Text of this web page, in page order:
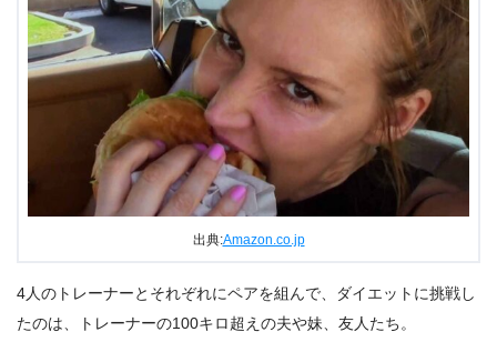
出典:Amazon.co.jp
4人のトレーナーとそれぞれにペアを組んで、ダイエットに挑戦し
たのは、トレーナーの100キロ超えの夫や妹、友人たち。